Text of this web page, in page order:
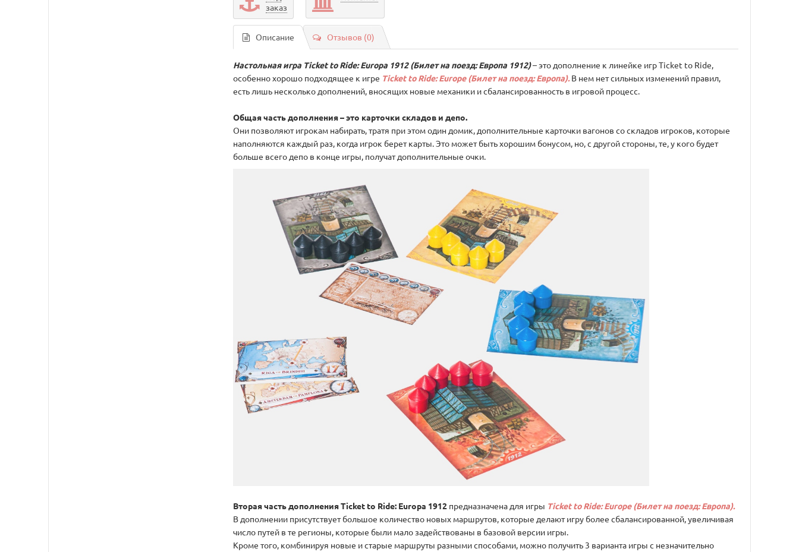
заказ
Описание Отзывов (0)
Настольная игра Ticket to Ride: Europa 1912 (Билет на поезд: Европа 1912)– это дополнение к линейке игр Ticket to Ride,
особенно хорошо подходящее к игре Ticket to Ride: Europe (Билет на поезд: Европа).В нем нет сильных изменений правил,
есть лишь несколько дополнений, вносящих новые механики и сбалансированность в игровой процесс.
Общая часть дополнения – это карточки складов и депо.
Они позволяют игрокам набирать, тратя при этом один домик, дополнительные карточки вагонов со складов игроков, которые
наполняются каждый раз, когда игрок берет карты. Это может быть хорошим бонусом, но, с другой стороны, те, у кого будет
больше всего депо в конце игры, получат дополнительные очки.
Вторая часть дополнения Ticket to Ride: Europa 1912 предназначена для игры Ticket to Ride: Europe (Билет на поезд: Европа).
В дополнении присутствует большое количество новых маршрутов, которые делают игру более сбалансированной, увеличивая
число путей в те регионы, которые были мало задействованы в базовой версии игры.
Кроме того, комбинируя новые и старые маршруты разными способами, можно получить 3 варианта игры с незначительно